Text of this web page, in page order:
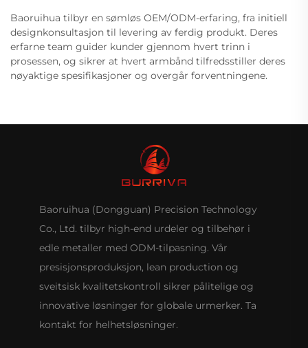
Baoruihua tilbyr en sømløs OEM/ODM-erfaring, fra initiell
designkonsultasjon til levering av ferdig produkt. Deres
erfarne team guider kunder gjennom hvert trinn i
prosessen, og sikrer at hvert armbånd tilfredsstiller deres
nøyaktige spesifikasjoner og overgår forventningene.
Baoruihua (Dongguan) Precision Technology
Co., Ltd. tilbyr high-end urdeler og tilbehør i
edle metaller med ODM-tilpasning. Vår
presisjonsproduksjon, lean production og
sveitsisk kvalitetskontroll sikrer pålitelige og
innovative løsninger for globale urmerker. Ta
kontakt for helhetsløsninger.